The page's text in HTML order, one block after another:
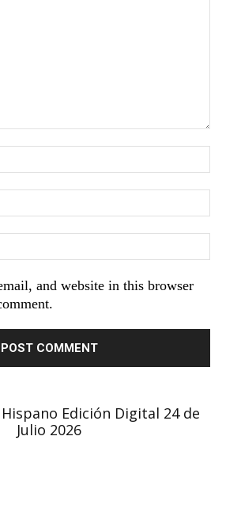
and website in this browser